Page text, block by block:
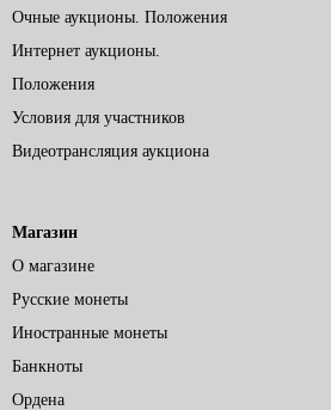
Очные аукционы. Положения
Интернет аукционы.
Положения
Условия для участников
Видеотрансляция аукциона
Магазин
О магазине
Русские монеты
Иностранные монеты
Банкноты
Ордена